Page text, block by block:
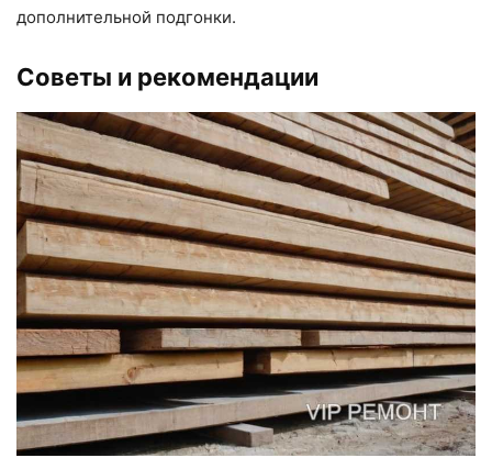
дополнительной подгонки.
Советы и рекомендации